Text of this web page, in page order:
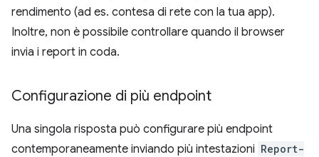
rendimento (ad es. contesa di rete con la tua app).
Inoltre, non è possibile controllare quando il browser
invia i report in coda.
Configurazione di più endpoint
Una singola risposta può configurare più endpoint
contemporaneamente inviando più intestazioni Report-